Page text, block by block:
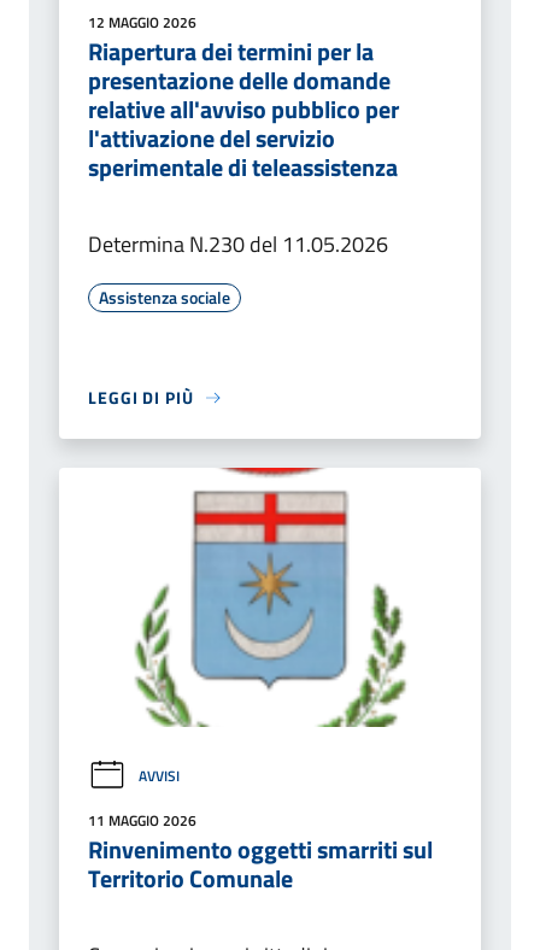
12 MAGGIO 2026
Riapertura dei termini per la
presentazione delle domande
relative all'avviso pubblico per
l'attivazione del servizio
sperimentale di teleassistenza
Determina N.230 del 11.05.2026
Assistenza sociale
LEGGI DI PIÙ
AVVISI
11 MAGGIO 2026
Rinvenimento oggetti smarriti sul
Territorio Comunale